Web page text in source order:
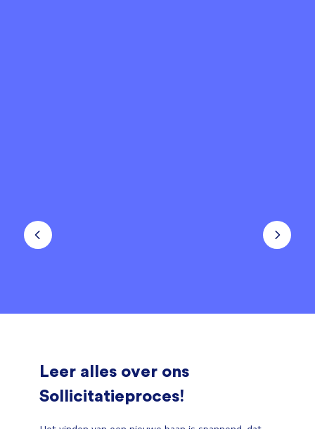
Leer alles over ons
Sollicitatieproces!